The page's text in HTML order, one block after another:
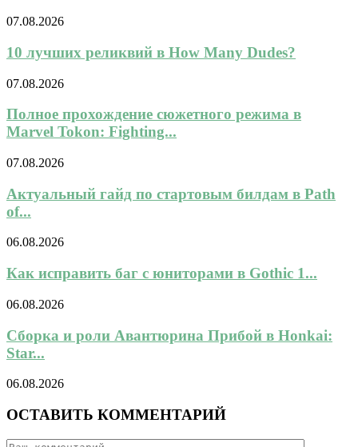
07.08.2026
10 лучших реликвий в How Many Dudes?
07.08.2026
Полное прохождение сюжетного режима в
Marvel Tokon: Fighting...
07.08.2026
Актуальный гайд по стартовым билдам в Path
of...
06.08.2026
Как исправить баг с юниторами в Gothic 1...
06.08.2026
Сборка и роли Авантюрина Прибой в Honkai:
Star...
06.08.2026
ОСТАВИТЬ КОММЕНТАРИЙ